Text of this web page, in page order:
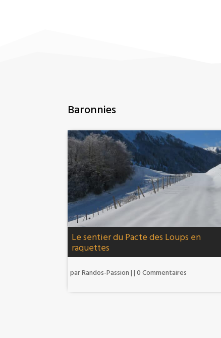
Baronnies
Le sentier du Pacte des Loups en
raquettes
parRandos-Passion || 0 Commentaires